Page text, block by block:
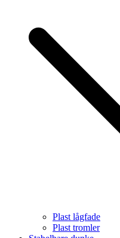
Plast lågfade
Plast tromler